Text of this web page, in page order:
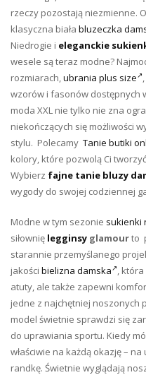
rzeczy pozostają niezmienne.
klasyczna biała bluzeczka
Niedrogie i eleganckie
wesele są teraz modne?
rozmiarach,ubrania plus size
wzorów i fasonów dostępnych
moda XXL nie tylko nie zna
niekończących się możliwości
stylu. Polecamy Tanie butiki
kolory, które pozwolą Ci
Wybierz fajne tanie bluzy
wygody do swojej codziennej
Modne w tym sezonie sukienki
siłownię legginsy glamourto
starannie przemyślanego
jakości bielizna damska ,
atuty, ale także zapewni
jedne z najchętniej noszonych
model świetnie sprawdzi się
do uprawiania sportu. Kiedy
właściwie na każdą okazję –
randkę. Świetnie wyglądają